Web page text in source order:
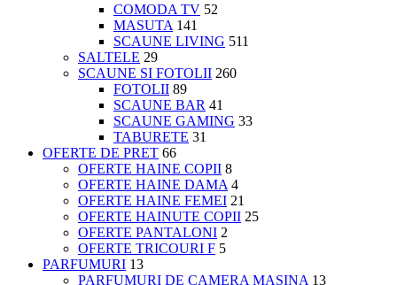
COMODA TV 52
MASUTA 141
SCAUNE LIVING 511
SALTELE 29
SCAUNE SI FOTOLII 260
FOTOLII 89
SCAUNE BAR 41
SCAUNE GAMING 33
TABURETE 31
OFERTE DE PRET 66
OFERTE HAINE COPII 8
OFERTE HAINE DAMA 4
OFERTE HAINE FEMEI 21
OFERTE HAINUTE COPII 25
OFERTE PANTALONI 2
OFERTE TRICOURI F 5
PARFUMURI 13
PARFUMURI DE CAMERA MASINA 13